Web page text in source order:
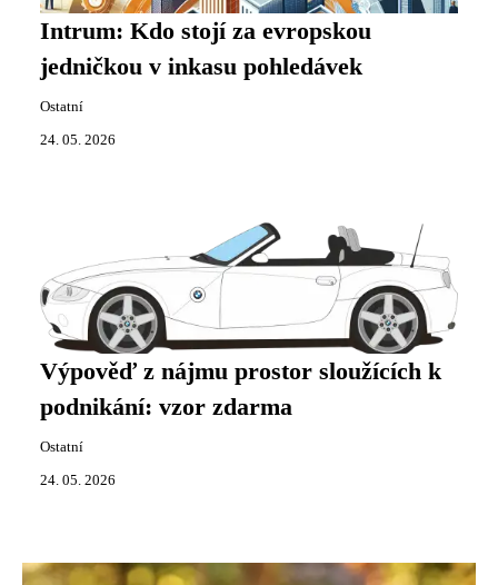
Intrum: Kdo stojí za evropskou
jedničkou v inkasu pohledávek
Ostatní
24. 05. 2026
Výpověď z nájmu prostor sloužících k
podnikání: vzor zdarma
Ostatní
24. 05. 2026